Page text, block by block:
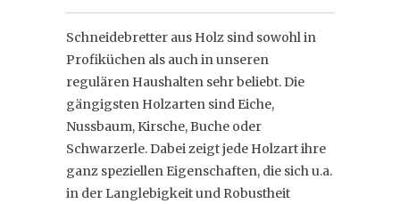
Schneidebretter aus Holz sind sowohl in
Profiküchen als auch in unseren
regulären Haushalten sehr beliebt. Die
gängigsten Holzarten sind Eiche,
Nussbaum, Kirsche, Buche oder
Schwarzerle. Dabei zeigt jede Holzart ihre
ganz speziellen Eigenschaften, die sich u.a.
in der Langlebigkeit und Robustheit